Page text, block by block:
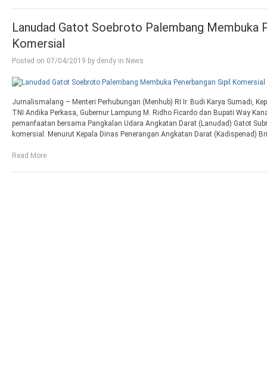
Lanudad Gatot Soebroto Palembang Membuka
Komersial
Posted on 07/04/2019 by dendy in News
Jurnalismalang – Menteri Perhubungan (Menhub) RI Ir. Budi Karya Sumadi,
TNI Andika Perkasa, Gubernur Lampung M. Ridho Ficardo dan Bupati Way
pemanfaatan bersama Pangkalan Udara Angkatan Darat (Lanudad) Gatot
komersial. Menurut Kepala Dinas Penerangan Angkatan Darat (Kadispenad)
Read More